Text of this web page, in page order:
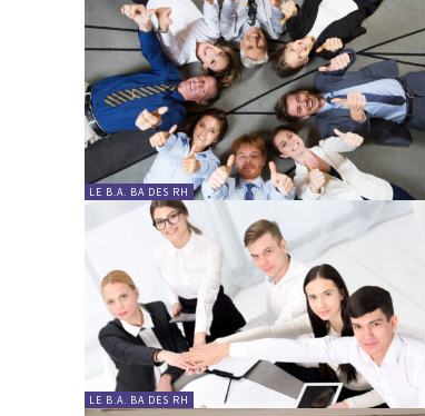
LE B.A. BA DES RH
LE B.A. BA DES RH